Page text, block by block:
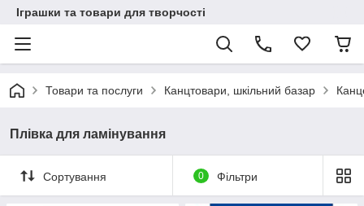
Іграшки та товари для творчості
Товари та послуги Канцтовари, шкільний базар
Плівка для ламінування
Сортування 0 Фільтри